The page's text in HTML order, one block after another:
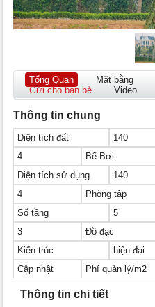
Tổng Quan Mặt bằng
Gửi cho bạn bè
Video
Thông tin chung
Diện tích đất 140
4
Bể Bơi
Diện tích sử dụng
140
4
Phòng tập
Số tầng
5
3
Đồ đạc
Kiến trúc
hiện đại
Cập nhật
Phí quản lý/m2
Thông tin chi tiết